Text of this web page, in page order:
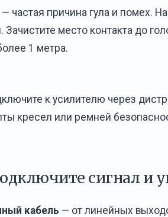
— частая причина гула и помех.
Зачистите место контакта до
1 метра.
к усилителю через
кресел или ремней
сигнал и
кабель — от линейных